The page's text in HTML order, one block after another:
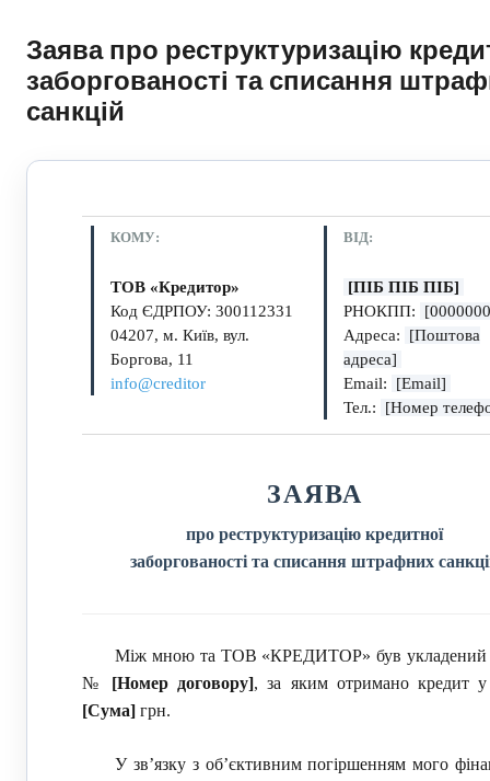
Заява про реструктуризацію
заборгованості та списання
санкцій
КОМУ:
ТОВ «Кредитор»
Код ЄДРПОУ: 300112331
04207, м. Київ, вул.
Боргова, 11
info@creditor
ВІД:
[ПІБ ПІБ ПІБ]
РНОКПП:
Адреса:
[Поштова
адреса]
Email:
[Email]
Тел.:
[Номер
ЗАЯВА
про реструктуризацію кредитної
заборгованості та списання штрафних
Між мною та ТОВ «КРЕДИТОР» був укладений
№ [Номер договору], за яким отримано кредит у
[Сума] грн.
У зв’язку з об’єктивним погіршенням мого